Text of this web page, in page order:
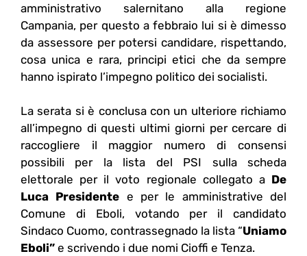
amministrativo salernitano alla regione
Campania, per questo a febbraio lui si è dimesso
da assessore per potersi candidare, rispettando,
cosa unica e rara, principi etici che da sempre
hanno ispirato l’impegno politico dei socialisti.
La serata si è conclusa con un ulteriore richiamo
all’impegno di questi ultimi giorni per cercare di
raccogliere il maggior numero di consensi
possibili per la lista del PSI sulla scheda
elettorale per il voto regionale collegato a De
Luca Presidente e per le amministrative del
Comune di Eboli, votando per il candidato
Sindaco Cuomo, contrassegnado la lista “Uniamo
Eboli” e scrivendo i due nomi Cioffi e Tenza.